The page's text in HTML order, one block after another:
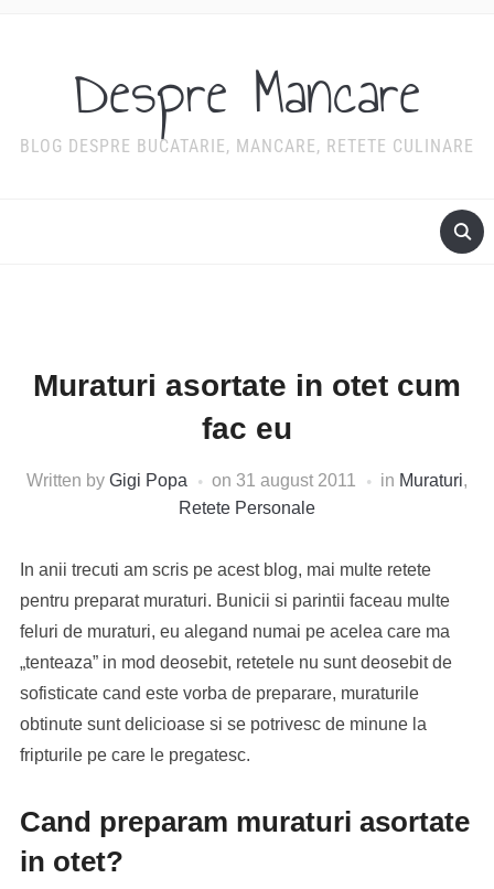
Despre Mancare
BLOG DESPRE BUCATARIE, MANCARE, RETETE CULINARE
Muraturi asortate in otet cum
fac eu
Written by Gigi Popa on 31 august 2011 in Muraturi,
Retete Personale
In anii trecuti am scris pe acest blog, mai multe retete
pentru preparat muraturi. Bunicii si parintii faceau multe
feluri de muraturi, eu alegand numai pe acelea care ma
„tenteaza” in mod deosebit, retetele nu sunt deosebit de
sofisticate cand este vorba de preparare, muraturile
obtinute sunt delicioase si se potrivesc de minune la
fripturile pe care le pregatesc.
Cand preparam muraturi asortate
in otet?